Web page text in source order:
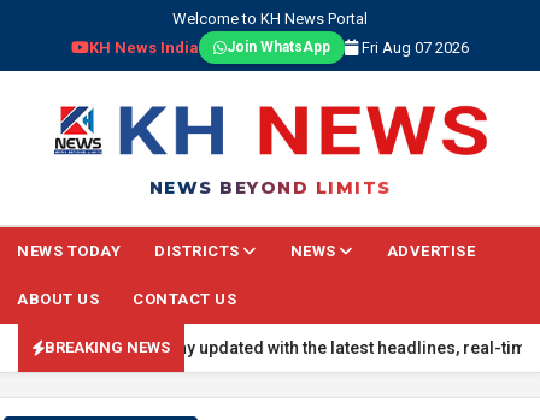
Welcome to KH News Portal
KH News India
Join WhatsApp Fri Aug 07 2026
NEWS BEYOND LIMITS
NEWS TODAY DISTRICTS NEWS ADVERTISE
ABOUT US CONTACT US
BREAKING NEWS
NEWS: Stay updated with the latest headlines, real-time